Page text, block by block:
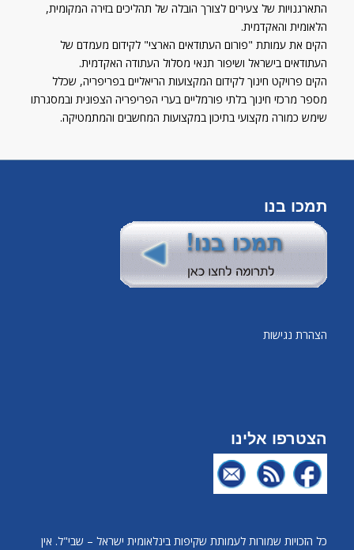
התארגנויות של צעירים לצורך הובלה של תהליכים בזירה המקומית,
הלאומית והאקדמית.
הקים את עמותת "פורום העתודאים הארצי" לקידום מעמדם של
העתודאים בישראל ושיפור תנאי מסלול העתודה האקדמית.
הקים פרויקט חינוך לקידום המקצועות הריאליים בפריפריה, שכלל
מספר מרכזי חינוך בלתי פורמליים בערי הפריפריה הצפונית ובמסגרתו
שימש כמורה מקצועי בתיכון במקצועות המחשבים והמתמטיקה.
תמכו בנו
הצהרת נגישות
הצטרפו אלינו
כל הזכויות שמורות לעמותת שקיפות בינלאומית ישראל – שבי"ל. אין